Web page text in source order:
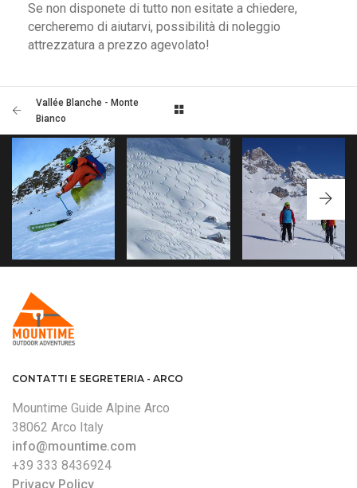
Se non disponete di tutto non esitate a chiedere,
cercheremo di aiutarvi, possibilità di noleggio
attrezzatura a prezzo agevolato!
Vallée Blanche - Monte
Bianco
FREERIDE - LEZIONI
GIORNALIERE
UNA GIORNATA DI
POLVERE E ADRENALINA!
TONALE - FREERIDE
GRUPPO DEL SELLA
- FREERIDE
CAVALCANDO LA NEVE
FRESCA!
CONTATTI E SEGRETERIA - ARCO
Mountime Guide Alpine Arco
38062 Arco Italy
info@mountime.com
+39 333 8436924
Privacy Policy